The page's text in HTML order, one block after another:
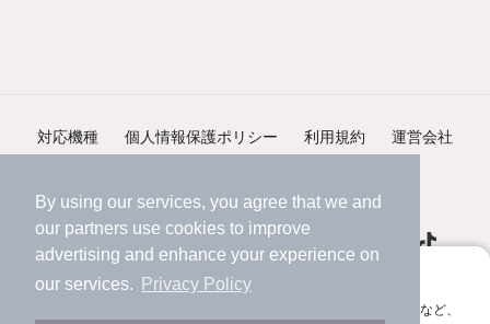
By using our services, you agree that we and
our partners use cookies to improve
advertising and enhance your experience on
our services.
Privacy Policy
アプリに切り替えて、サクサクお部屋探し
会員登録なしですぐ使える。マップ検索やお気に入り保存など、
対応機種 個人情報保護ポリシー 利用規約 運営会社